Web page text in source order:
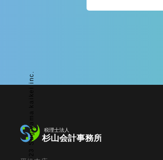
© 2023 Sugiyama kaikei inc.